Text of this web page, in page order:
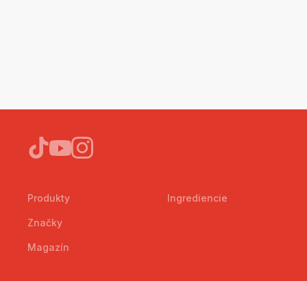
Produkty
Značky
Magazín
Ingrediencie